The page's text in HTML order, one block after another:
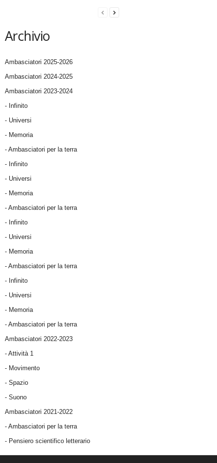
Archivio
Ambasciatori 2025-2026
Ambasciatori 2024-2025
Ambasciatori 2023-2024
- Infinito
- Universi
- Memoria
- Ambasciatori per la terra
- Infinito
- Universi
- Memoria
- Ambasciatori per la terra
- Infinito
- Universi
- Memoria
- Ambasciatori per la terra
- Infinito
- Universi
- Memoria
- Ambasciatori per la terra
Ambasciatori 2022-2023
- Attività 1
- Movimento
- Spazio
- Suono
Ambasciatori 2021-2022
- Ambasciatori per la terra
- Pensiero scientifico letterario